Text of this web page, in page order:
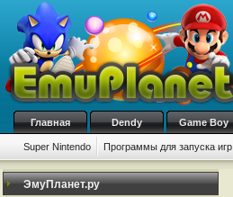
Главная Dendy Game Boy
Super Nintendo Программы для запуска игр
Игры: # A B C D E F G H I
ЭмуПланет.ру